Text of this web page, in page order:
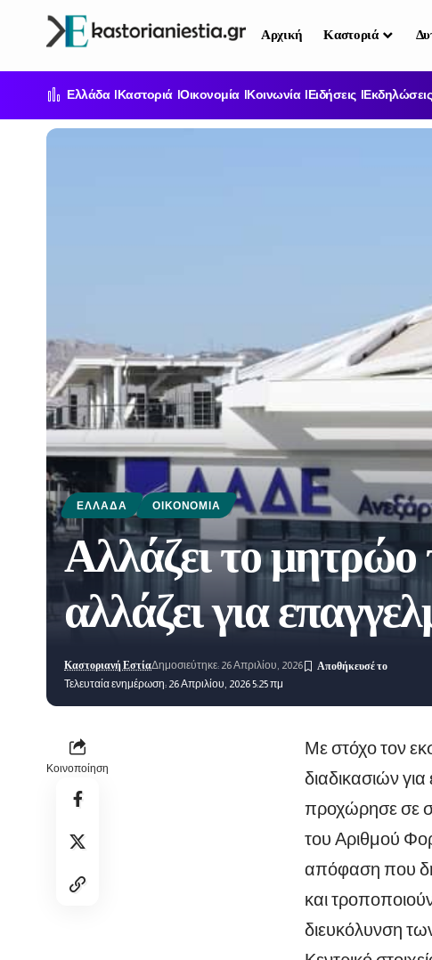
Αρχική Καστοριά
Ελλάδα Καστοριά Οικονομία Κοινωνία Ειδήσεις Εκδηλώσεις
ΕΛΛΆΔΑ ΟΙΚΟΝΟΜΊΑ
Αλλάζει το μητρώο
αλλάζει για
Τελευταία ενημέρωση: 26 Απριλίου, 2026 5:25 πμ
Καστοριανή ΕστίαΔημοσιεύτηκε: 26 Απριλίου, 2026
Κοινοποίηση
Με στόχο τον
διαδικασιών
προχώρησε σε
του Αριθμού
απόφαση που
και
διευκόλυνση